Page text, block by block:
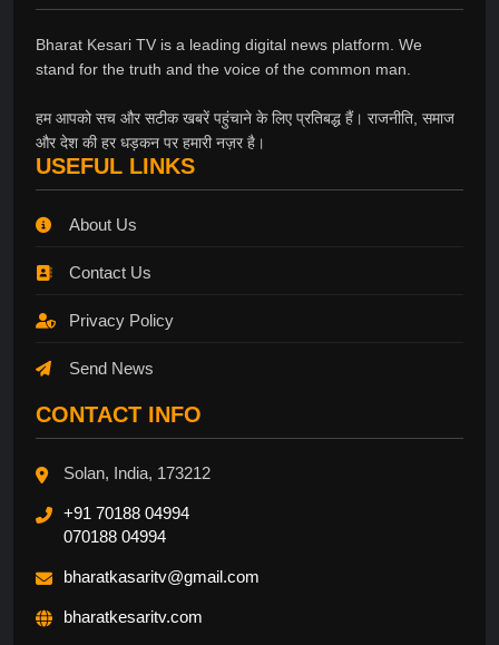
Bharat Kesari TV is a leading digital news platform. We
stand for the truth and the voice of the common man.
हम आपको सच और सटीक खबरें पहुंचाने के लिए प्रतिबद्ध हैं। राजनीति, समाज
और देश की हर धड़कन पर हमारी नज़र है।
USEFUL LINKS
About Us
Contact Us
Privacy Policy
Send News
CONTACT INFO
Solan, India, 173212
+91 70188 04994
070188 04994
bharatkasaritv@gmail.com
bharatkesaritv.com